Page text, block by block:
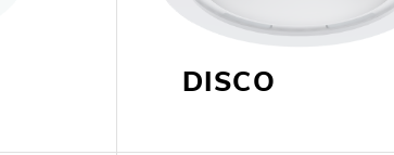
DISCO